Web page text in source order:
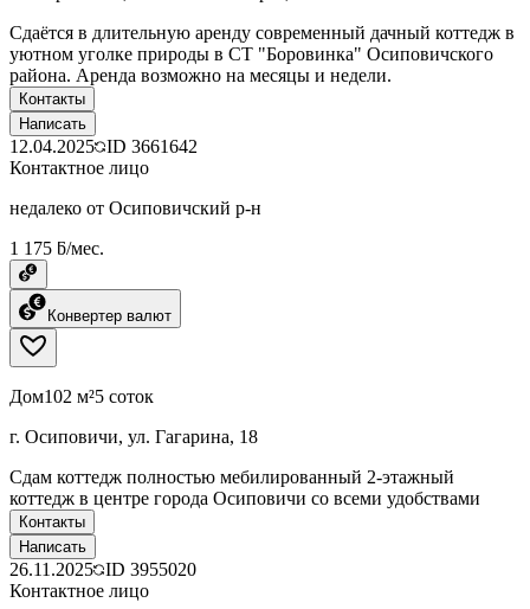
Сдаётся в длительную аренду современный дачный коттедж в
уютном уголке природы в СТ "Боровинка" Осиповичского
района. Аренда возможно на месяцы и недели.
Контакты
Написать
12.04.2025 ID 3661642
Контактное лицо
недалеко от Осиповичский р-н
1 175 ƃ/мес.
Конвертер валют
Дом102 м²5 соток
г. Осиповичи, ул. Гагарина, 18
Сдам коттедж полностью мебилированный 2-этажный
коттедж в центре города Осиповичи со всеми удобствами
Контакты
Написать
26.11.2025 ID 3955020
Контактное лицо